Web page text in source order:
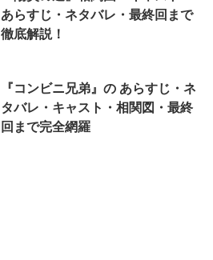
あらすじ・ネタバレ・最終回まで
徹底解説！
『コンビニ兄弟』の あらすじ・ネ
タバレ・キャスト・相関図・最終
回まで完全網羅